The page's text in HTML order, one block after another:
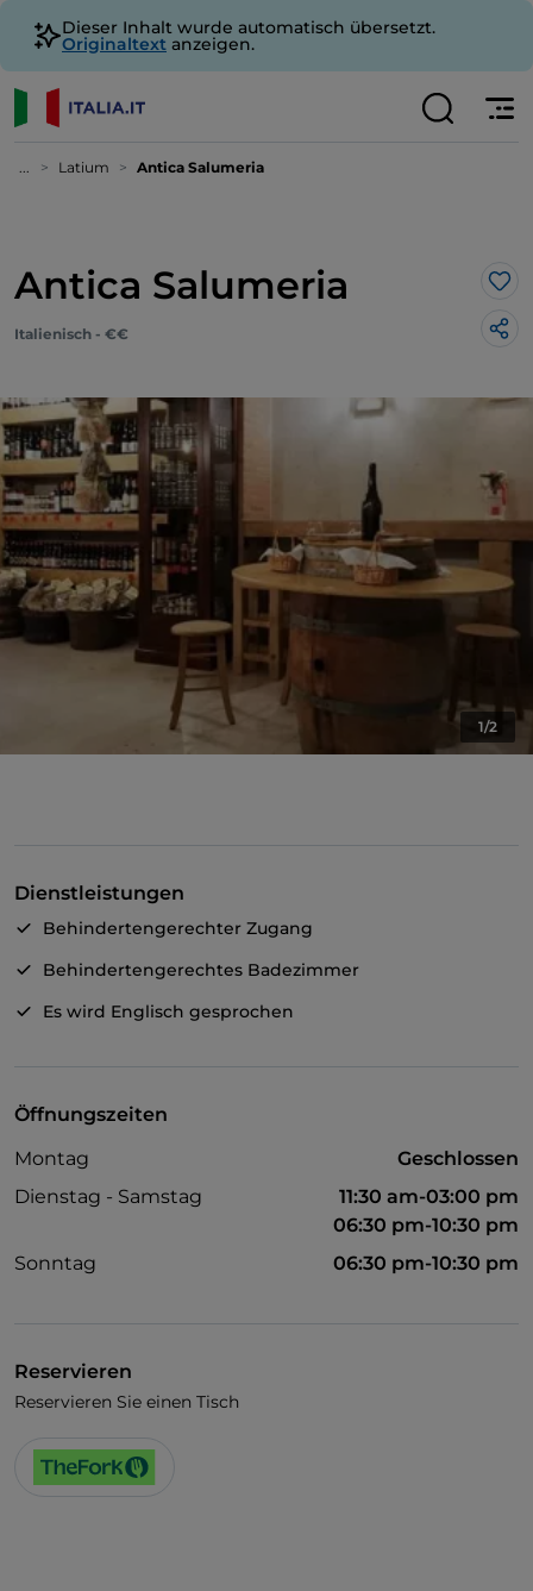
Dieser Inhalt wurde automatisch übersetzt.
Originaltext anzeigen.
... Latium Antica Salumeria
Antica Salumeria
Italienisch - €€
1/2
Dienstleistungen
Behindertengerechter Zugang
Behindertengerechtes Badezimmer
Es wird Englisch gesprochen
Öffnungszeiten
Montag
Geschlossen
Dienstag - Samstag
11:30 am-03:00 pm
06:30 pm-10:30 pm
Sonntag
06:30 pm-10:30 pm
Reservieren
Reservieren Sie einen Tisch